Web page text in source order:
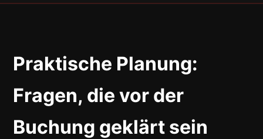
Praktische Planung:
Fragen, die vor der
Buchung geklärt sein